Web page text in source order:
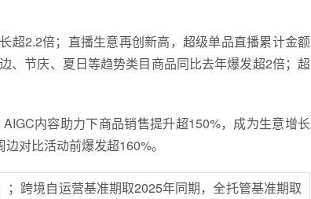
超2.2倍；直播生意再创新高，超级单品直播累计金额
、节庆、夏日等趋势类目商品同比去年爆发超2倍；超
内容助力下商品销售提升超150%，成为生意增长
对比活动前爆发超160%。
跨境自运营基准期取2025年同期，全托管基准期取